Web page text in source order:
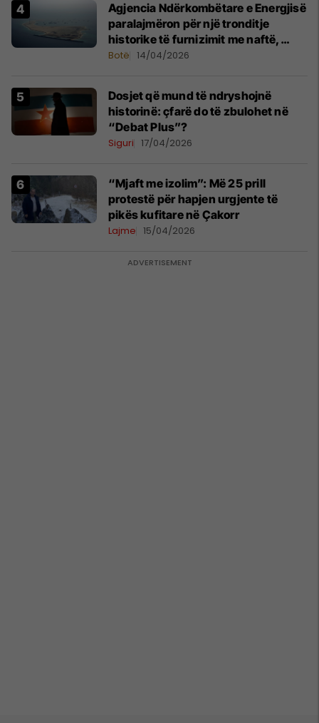
Agjencia Ndërkombëtare e Energjisë
paralajmëron për një tronditje
historike të furnizimit me naftë,
ndërsa lufta me Iranin mbyt tregjet
Botë 14/04/2026
Dosjet që mund të ndryshojnë
historinë: çfarë do të zbulohet në
“Debat Plus”?
Siguri 17/04/2026
“Mjaft me izolim”: Më 25 prill
protestë për hapjen urgjente të
pikës kufitare në Çakorr
Lajme 15/04/2026